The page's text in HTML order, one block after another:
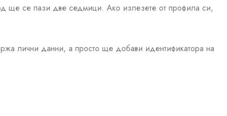
ще се пази две седмици. Ако излезете от профила си,
лични данни, а просто ще добави идентификатора на